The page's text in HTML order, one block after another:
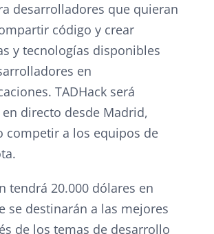
desarrolladores que quieran
código y crear
y tecnologías disponibles
en
TADHack será
directo desde Madrid,
competir a los equipos de
tendrá 20.000 dólares en
se destinarán a las mejores
de los temas de desarrollo